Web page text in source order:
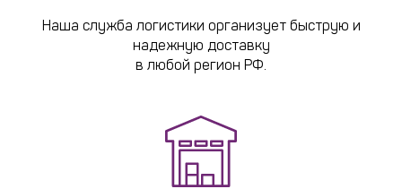
Наша служба логистики организует быструю и
надежную доставку
в любой регион РФ.